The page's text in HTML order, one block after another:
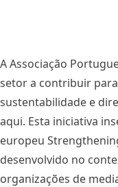
A Associação
setor a contribuir
sustentabilidade e
aqui. Esta iniciativa
europeu
desenvolvido no
organizações de